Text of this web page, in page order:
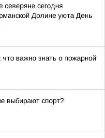
сегодня
Долине уюта День
что важно знать о пожарной
выбирают спорт?